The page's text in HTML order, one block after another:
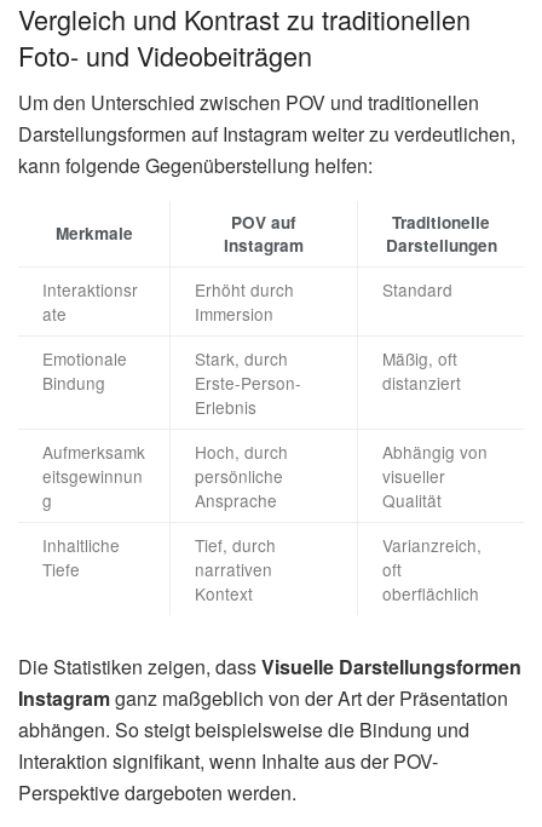
Vergleich und Kontrast zu traditionellen
Foto- und Videobeiträgen
Um den Unterschied zwischen POV und traditionellen
Darstellungsformen auf Instagram weiter zu verdeutlichen,
kann folgende Gegenüberstellung helfen:
Merkmale
POV auf
Instagram
Traditionelle
Darstellungen
Interaktionsr
ate
Erhöht durch
Immersion
Standard
Emotionale
Bindung
Stark, durch
Erste-Person-
Erlebnis
Mäßig, oft
distanziert
Aufmerksamk
eitsgewinnun
g
Hoch, durch
persönliche
Ansprache
Abhängig von
visueller
Qualität
Inhaltliche
Tiefe
Tief, durch
narrativen
Kontext
Varianzreich,
oft
oberflächlich
Die Statistiken zeigen, dassVisuelle Darstellungsformen
Instagramganz maßgeblich von der Art der Präsentation
abhängen. So steigt beispielsweise die Bindung und
Interaktion signifikant, wenn Inhalte aus der POV-
Perspektive dargeboten werden.